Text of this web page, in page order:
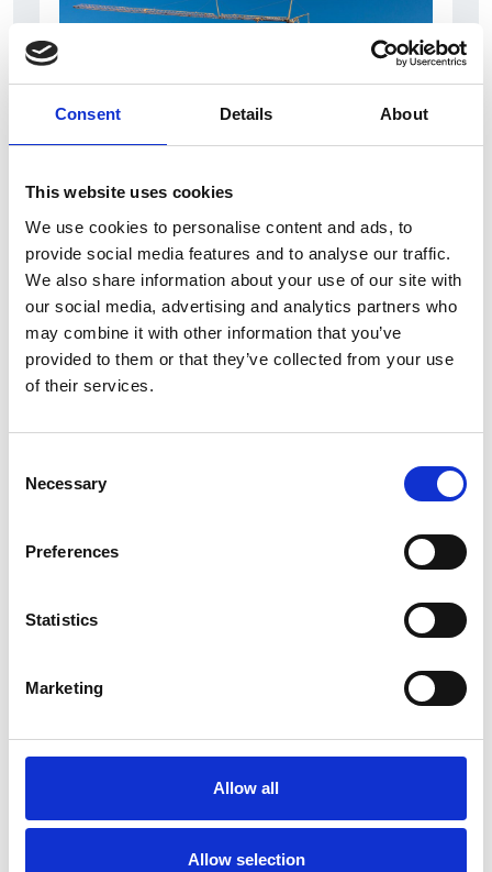
Consent Details About
This website uses cookies
We use cookies to personalise content and ads, to
provide social media features and to analyse our traffic.
We also share information about your use of our site with
our social media, advertising and analytics partners who
may combine it with other information that you’ve
provided to them or that they’ve collected from your use
of their services.
Selection
Necessary
Preferences
Statistics
Marketing
Allow all
Allow selection
7 Agosto 2026
Nel primo semestre è aumentata fortemente la
costruzione di nuove abitazioni
Repubblica Ceca
La Škoda avvia la produzione del suo SUV Peaq